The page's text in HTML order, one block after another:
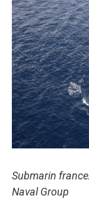
Submarin
Naval Group